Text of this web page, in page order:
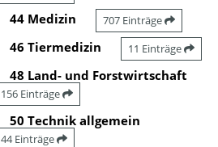
44 Medizin 707 Einträge
46 Tiermedizin 11 Einträge
48 Land- und Forstwirtschaft
156 Einträge
50 Technik allgemein
44 Einträge